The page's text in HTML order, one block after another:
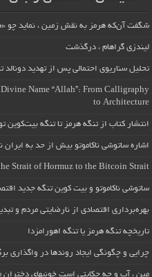
شگفت آن‌که هرمز به نقش زمین ، نماید چو
لیندزی گراهام ، درگذشت
تحلیل سناریوی احتمالی پس از تهدید دونالد
Name “Allah”: From Calligraphy
to Architecture
انتشار کتاب از تنگه هرمز تا تنگه بیت‌کوین
اشاره ساتوشی ناکاموتو بیش از حد به
Strait of Hormuz to the Bitcoin Strait
ساتوشی ناکاموتو و بیت کوین تنگه جدید
بهره‌برداری اقتصادی از نارضایتی مردم و
تاریخچه تنگه هرمز یا تنگه اهورامزدا
چرایی و چگونگی ایجاد روندها در واگذاری
مین ، آب و چه حکایتی است خونبهای دختران